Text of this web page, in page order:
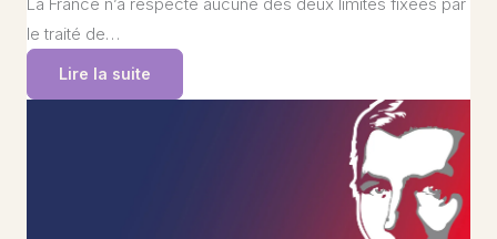
le traité de…
Lire la suite